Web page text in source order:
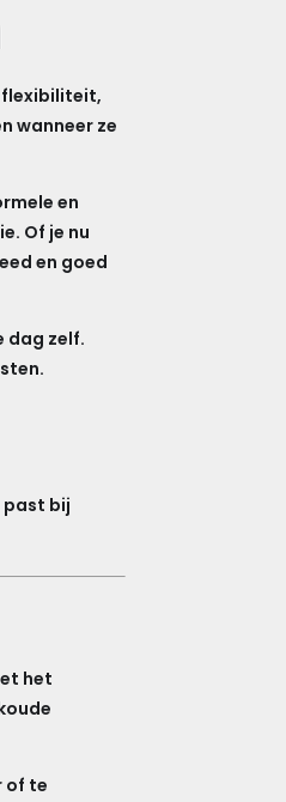
flexibiliteit,
wanneer ze
en
Of je nu
en goed
dag zelf.
past bij
het
of te